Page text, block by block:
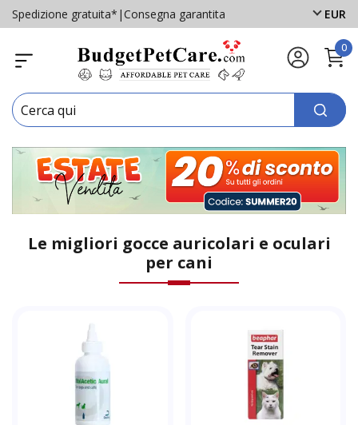
Spedizione gratuita* |Consegna garantita EUR
0
Le migliori gocce auricolari e oculari
per cani